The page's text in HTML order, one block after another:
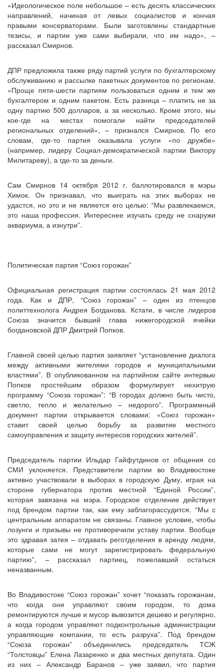
«Идеологическое поле небольшое – есть десять классических
направлений, начиная от левых социалистов и кончая
правыми консерваторами. Были заготовлены стандартные
тезисы, и партии уже сами выбирали, что им надо», –
рассказал Смирнов.
ДПР предложила также ряду партий услуги по бухгалтерскому
обслуживанию и рассылке пакетных документов по регионам.
«Проще пяти-шести партиям пользоваться одним и тем же
бухгалтером и одним пакетом. Есть разница – платить не за
одну партию 500 долларов, а за несколько. Кроме этого, мы
кое-где на местах помогали найти председателей
региональных отделений», – признался Смирнов. По его
словам, где-то партия оказывала услуги «по дружбе»
(например, лидеру Социал-демократической партии Виктору
Милитареву), а где-то за деньги.
Сам Смирнов 14 октября 2012 г. баллотировался в мэры
Химок. Он признавал, что выиграть на этих выборах не
удастся, но это и не является его целью: “Мы развлекаемся,
это наша профессия. Интереснее изучать среду не снаружи
аквариума, а изнутри”.
Политическая партия “Союз горожан”
Официальная регистрация партии состоялась 21 мая 2012
года. Как и ДПР, “Союз горожан” – один из птенцов
политтехнолога Андрея Богданова. Кстати, в числе лидеров
Союза значится бывший глава нижегородской ячейки
богдановской ДПР Дмитрий Попков.
Главной своей целью партия заявляет “установление диалога
между активными жителями городов и муниципальными
властями”. В опубликованном на партийном сайте интервью
Попков простейшим образом формулирует нехитрую
программу “Союза горожан”: “В городах должно быть чисто,
светло, тепло и желательно – недорого”. Программный
документ партии открывается словами: «Союз горожан»
ставит своей целью борьбу за развитие местного
самоуправления и защиту интересов городских жителей”.
Председатель партии Ильдар Гайфутдинов от общения со
СМИ уклоняется. Представители партии во Владивостоке
активно участвовали в выборах в городскую Думу, играя на
стороне губернатора против местной “Единой России”,
которая завязана на мэра. Городское отделение действует
под брендом партии так, как ему заблагорассудится. “Мы с
центральным аппаратом не связаны. Главное условие, чтобы
лозунги и призывы не противоречили уставу партии. Вообще
это здравая затея – отдавать реготделения в аренду людям,
которые сами не могут зарегистрировать федеральную
партию”, – рассказал партиец, пожелавший остаться
неназванным.
Во Владивостоке “Союз горожан” хочет “показать горожанам,
что когда они управляют своим городом, то дома
ремонтируются лучше и мусор вывозится дешево и регулярно,
а когда городом управляют подконтрольные администрации
управляющие компании, то есть разруха”. Под брендом
“Союза горожан” объединились председатель ТСЖ
“Толстовцы” Елена Лазаренко и два местных депутата. Один
из них – Александр Баранов – уже заявил, что партия